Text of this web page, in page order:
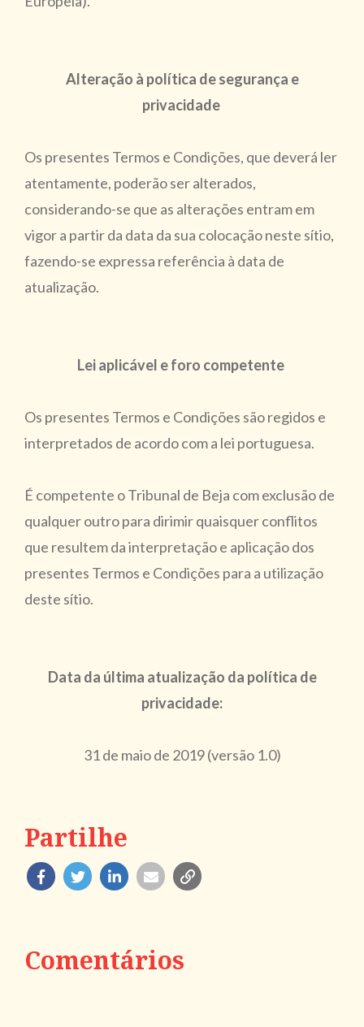
Alteração à política de segurança e
privacidade
Os presentes Termos e Condições, que deverá ler
atentamente, poderão ser alterados,
considerando-se que as alterações entram em
vigor a partir da data da sua colocação neste sítio,
fazendo-se expressa referência à data de
atualização.
Lei aplicável e foro competente
Os presentes Termos e Condições são regidos e
interpretados de acordo com a lei portuguesa.
É competente o Tribunal de Beja com exclusão de
qualquer outro para dirimir quaisquer conflitos
que resultem da interpretação e aplicação dos
presentes Termos e Condições para a utilização
deste sítio.
Data da última atualização da política de
privacidade:
31 de maio de 2019 (versão 1.0)
Partilhe
Comentários